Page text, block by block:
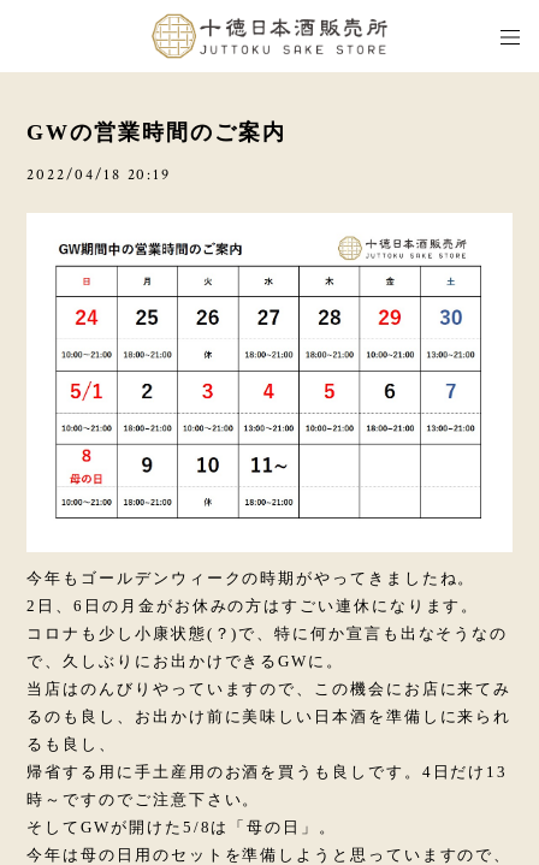
GWの営業時間のご案内
2022/04/18 20:19
今年もゴールデンウィークの時期がやってきましたね。
2日、6日の月金がお休みの方はすごい連休になります。
コロナも少し小康状態(？)で、特に何か宣言も出なそうなの
で、久しぶりにお出かけできるGWに。
当店はのんびりやっていますので、この機会にお店に来てみ
るのも良し、お出かけ前に美味しい日本酒を準備しに来られ
るも良し、
帰省する用に手土産用のお酒を買うも良しです。4日だけ13
時～ですのでご注意下さい。
そしてGWが開けた5/8は「母の日」。
今年は母の日用のセットを準備しようと思っていますので、